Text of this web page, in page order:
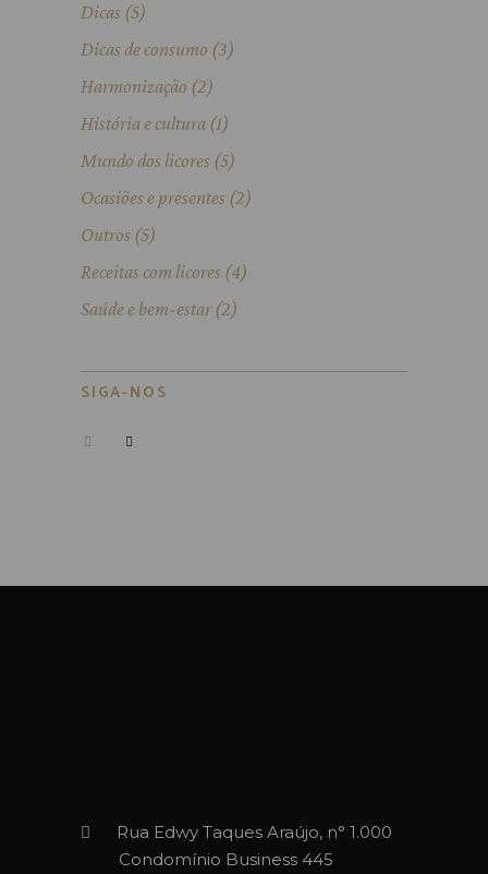
Dicas (5)
Dicas de consumo (3)
Harmonização (2)
História e cultura (1)
Mundo dos licores (5)
Ocasiões e presentes (2)
Outros (5)
Receitas com licores (4)
Saúde e bem-estar(2)
SIGA-NOS
Rua Edwy Taques Araújo, n° 1.000
Condomínio Business 445